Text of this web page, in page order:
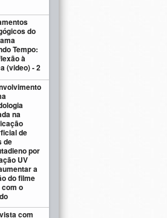
do
Tempo:
à
(video) - 2
na
de
de
por
UV
a
do filme
o
com